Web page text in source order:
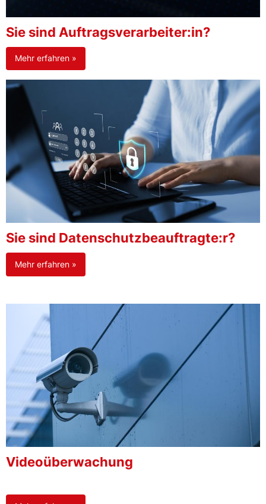
Sie sind Auftragsverarbeiter:in?
Mehr erfahren »
Sie sind Datenschutzbeauftragte:r?
Mehr erfahren »
Videoüberwachung